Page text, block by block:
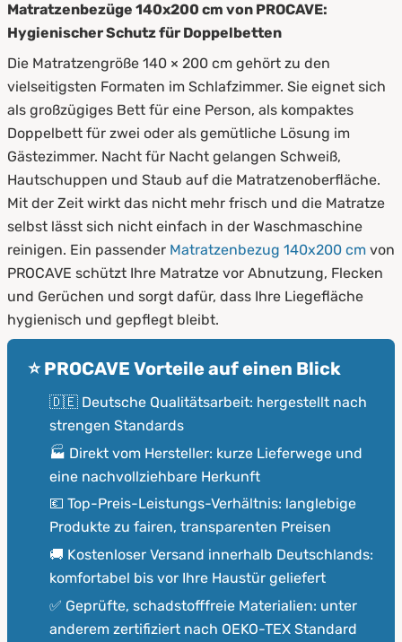
2. Waschbare Matratzenbezüge in vielen
3. Unsere Matratzenbezüge Arten im Überblick
4.
Pflegehinweise für Ihren Matratzenbezug
5. Jetzt den passenden Matratzenbezug
auswählen
Matratzenbezüge 140x200 cm von PROCAVE:
Hygienischer Schutz für Doppelbetten
Die Matratzengröße 140 × 200 cm gehört zu den
vielseitigsten Formaten im Schlafzimmer. Sie eignet sich
als großzügiges Bett für eine Person, als kompaktes
Doppelbett für zwei oder als gemütliche Lösung im
Gästezimmer. Nacht für Nacht gelangen Schweiß,
Hautschuppen und Staub auf die Matratzenoberfläche.
Mit der Zeit wirkt das nicht mehr frisch und die Matratze
selbst lässt sich nicht einfach in der Waschmaschine
reinigen. Ein passender Matratzenbezug 140x200 cm von
PROCAVE schützt Ihre Matratze vor Abnutzung, Flecken
und Gerüchen und sorgt dafür, dass Ihre Liegefläche
hygienisch und gepflegt bleibt.
⭐ PROCAVE Vorteile auf einen Blick
🇩🇪 Deutsche Qualitätsarbeit: hergestellt nach
strengen Standards
🏭 Direkt vom Hersteller: kurze Lieferwege und
eine nachvollziehbare Herkunft
💶 Top-Preis-Leistungs-Verhältnis: langlebige
Produkte zu fairen, transparenten Preisen
🚚 Kostenloser Versand innerhalb Deutschlands:
komfortabel bis vor Ihre Haustür geliefert
✅ Geprüfte, schadstofffreie Materialien: unter
anderem zertifiziert nach OEKO-TEX Standard